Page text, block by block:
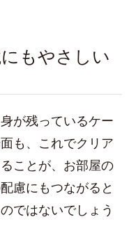
もやさしい
が残っているケー
も、これでクリア
ことが、お部屋の
慮にもつながると
ではないでしょう